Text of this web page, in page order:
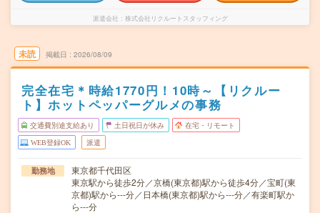
派遣会社 株式会社リクルートスタッフィング
未読 掲載日 2026/08/09
完全在宅＊時給1770円！10時～【リクルー
ト】ホットペッパーグルメの事務
交通費別途支給あり 土日祝日が休み 在宅・リモート
WEB登録OK 派遣
勤務地
東京都千代田区
東京駅から徒歩2分／京橋(東京都)駅から徒歩4分／宝町(東
京都)駅から---分／日本橋(東京都)駅から---分／有楽町駅か
ら---分